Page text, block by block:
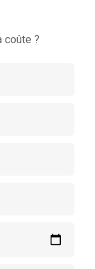
coûte ?